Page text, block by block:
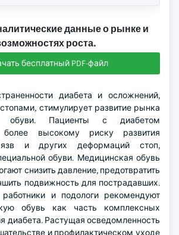
данные о рынке и
роста.
бесплатный PDF-файл
диабета и осложнений,
стимулирует развитие рынка
обуви. Пациенты с диабетом
высокому риску развития
язв и других деформаций стоп,
обуви. Медицинская обувь
снизить давление, предотвратить
подвижность для пострадавших.
и подологи рекомендуют
обувь как часть комплексных
диабета. Растущая осведомленность
и профилактическом уходе